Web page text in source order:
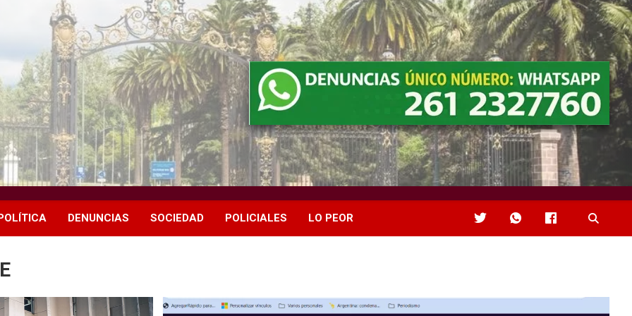
DENUNCIAS SOCIEDAD POLICIALES LO PEOR